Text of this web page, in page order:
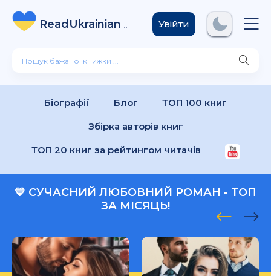
ReadUkrainian
Books .com
Увійти
Біографії Блог ТОП 100 книг
Збірка авторів книг
ТОП 20 книг за рейтингом читачів
💙 СУЧАСНИЙ ЛЮБОВНИЙ РОМАН - ТОП
ЗА МІСЯЦЬ!